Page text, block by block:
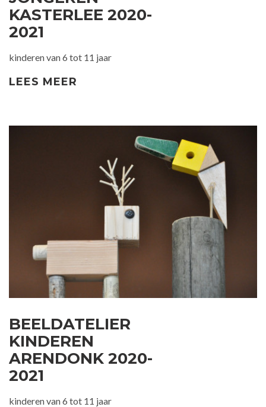
KASTERLEE 2020-
2021
kinderen van 6 tot 11 jaar
LEES MEER
BEELDATELIER
KINDEREN
ARENDONK 2020-
2021
kinderen van 6 tot 11 jaar